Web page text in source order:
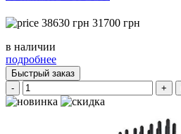
38630 грн 31700 грн
в наличии
подробнее
Быстрый заказ
-
+